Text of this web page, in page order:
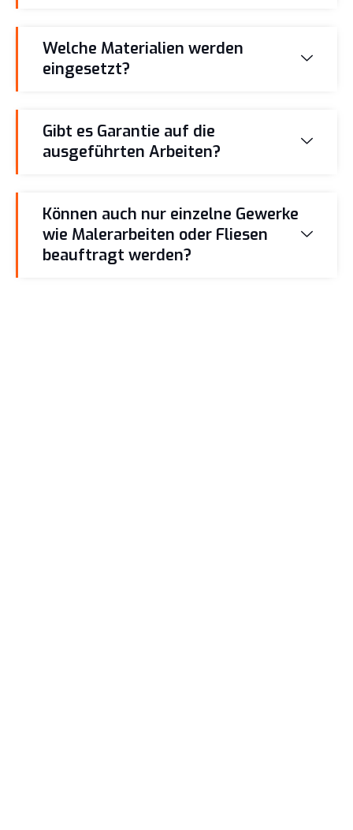
Welche Materialien werden
eingesetzt?
Gibt es Garantie auf die
ausgeführten Arbeiten?
Können auch nur einzelne Gewerke
wie Malerarbeiten oder Fliesen
beauftragt werden?